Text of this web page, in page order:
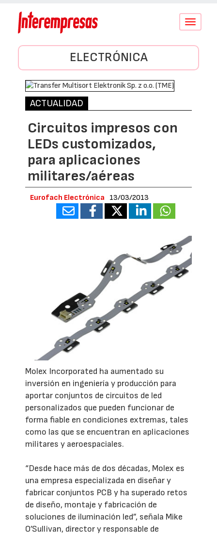
Conmutar
ELECTRÓNICA
ACTUALIDAD
Circuitos impresos con
LEDs customizados,
para aplicaciones
militares/aéreas
Eurofach Electrónica 13/03/2013
Molex Incorporated ha aumentado su
inversión en ingeniería y producción para
aportar conjuntos de circuitos de led
personalizados que pueden funcionar de
forma fiable en condiciones extremas, tales
como las que se encuentran en aplicaciones
militares y aeroespaciales.
“Desde hace más de dos décadas, Molex es
una empresa especializada en diseñar y
fabricar conjuntos PCB y ha superado retos
de diseño, montaje y fabricación de
soluciones de iluminación led”, señala Mike
O’Sullivan, director y responsable de